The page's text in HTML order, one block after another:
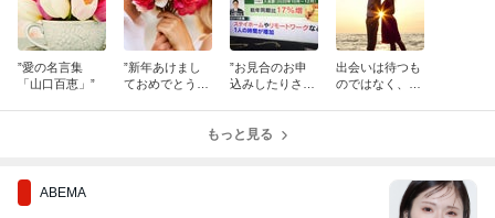
”愛の名言集
「山口百恵」”
”新年あけまし
ておめでとうご
”お見合のお申
込みしたりされ
出会いは待つも
のではなく、向
もっと見る
ABEMA